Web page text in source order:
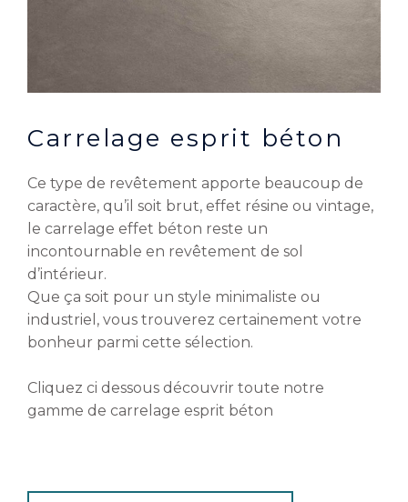
Carrelage esprit béton
Ce type de revêtement apporte beaucoup de
caractère, qu’il soit brut, effet résine ou vintage,
le carrelage effet béton reste un
incontournable en revêtement de sol
d’intérieur.
Que ça soit pour un style minimaliste ou
industriel, vous trouverez certainement votre
bonheur parmi cette sélection.
Cliquez ci dessous découvrir toute notre
gamme de carrelage esprit béton